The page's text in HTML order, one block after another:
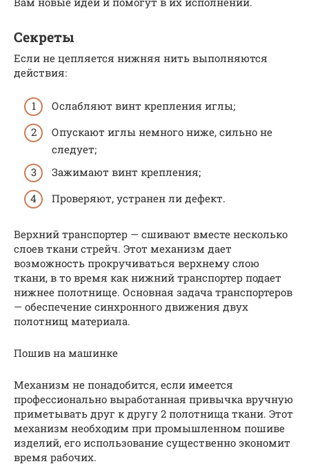
Секреты
Если не цепляется нижняя нить выполняются
действия:
Ослабляют винт крепления иглы;
Опускают иглы немного ниже, сильно не
следует;
Зажимают винт крепления;
Проверяют, устранен ли дефект.
Верхний транспортер — сшивают вместе несколько
слоев ткани стрейч. Этот механизм дает
возможность прокручиваться верхнему слою
ткани, в то время как нижний транспортер подает
нижнее полотнище. Основная задача транспортеров
— обеспечение синхронного движения двух
полотнищ материала.
Пошив на машинке
Механизм не понадобится, если имеется
профессионально выработанная привычка вручную
приметывать друг к другу 2 полотнища ткани. Этот
механизм необходим при промышленном пошиве
изделий, его использование существенно экономит
время рабочих.